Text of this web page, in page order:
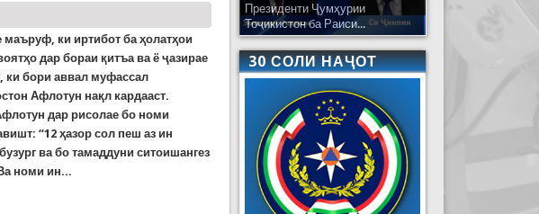
маъруф, ки иртибот ба ҳолатҳои
дар бораи қитъа ва ё ҷазирае
ки бори аввал муфассал
Афлотун нақл кардааст.
дар рисолае бо номи
“12 ҳазор сол пеш аз ин
ва бо тамаддуни ситоишангез
номи ин...
фавқулода
Президенти Ҷумҳурии
Тоҷикистон ба Раиси...
30 СОЛИ НАҶОТ